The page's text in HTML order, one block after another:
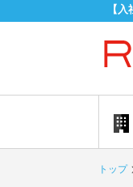
【
トップ